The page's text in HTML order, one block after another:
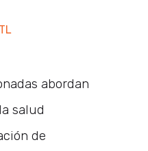
abordan
salud
de